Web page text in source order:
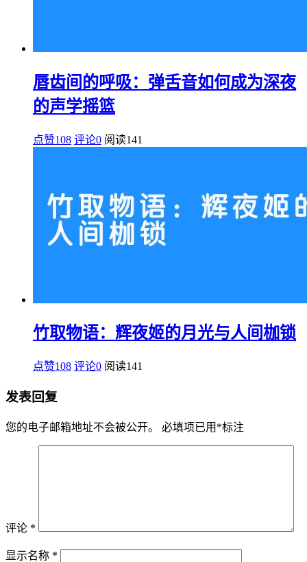
唇齿间的呼吸：弹舌音如何成为深夜
的声学摇篮
点赞108 评论0 阅读141
竹取物语：辉夜姬的月光与人间枷锁
点赞108 评论0 阅读141
发表回复
您的电子邮箱地址不会被公开。 必填项已用 *标注
评论 *
显示名称 *